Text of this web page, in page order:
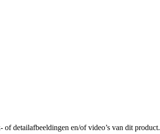
detailafbeeldingen en/of video’s van dit product.